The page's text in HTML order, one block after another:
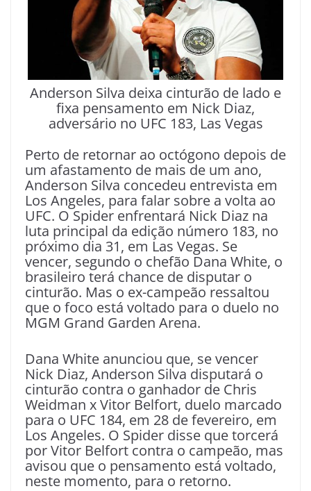
Anderson Silva deixa cinturão de lado e
fixa pensamento em Nick Diaz,
adversário no UFC 183, Las Vegas
Perto de retornar ao octógono depois de
um afastamento de mais de um ano,
Anderson Silva concedeu entrevista em
Los Angeles, para falar sobre a volta ao
UFC. O Spider enfrentará Nick Diaz na
luta principal da edição número 183, no
próximo dia 31, em Las Vegas. Se
vencer, segundo o chefão Dana White, o
brasileiro terá chance de disputar o
cinturão. Mas o ex-campeão ressaltou
que o foco está voltado para o duelo no
MGM Grand Garden Arena.
Dana White anunciou que, se vencer
Nick Diaz, Anderson Silva disputará o
cinturão contra o ganhador de Chris
Weidman x Vitor Belfort, duelo marcado
para o UFC 184, em 28 de fevereiro, em
Los Angeles. O Spider disse que torcerá
por Vitor Belfort contra o campeão, mas
avisou que o pensamento está voltado,
neste momento, para o retorno.